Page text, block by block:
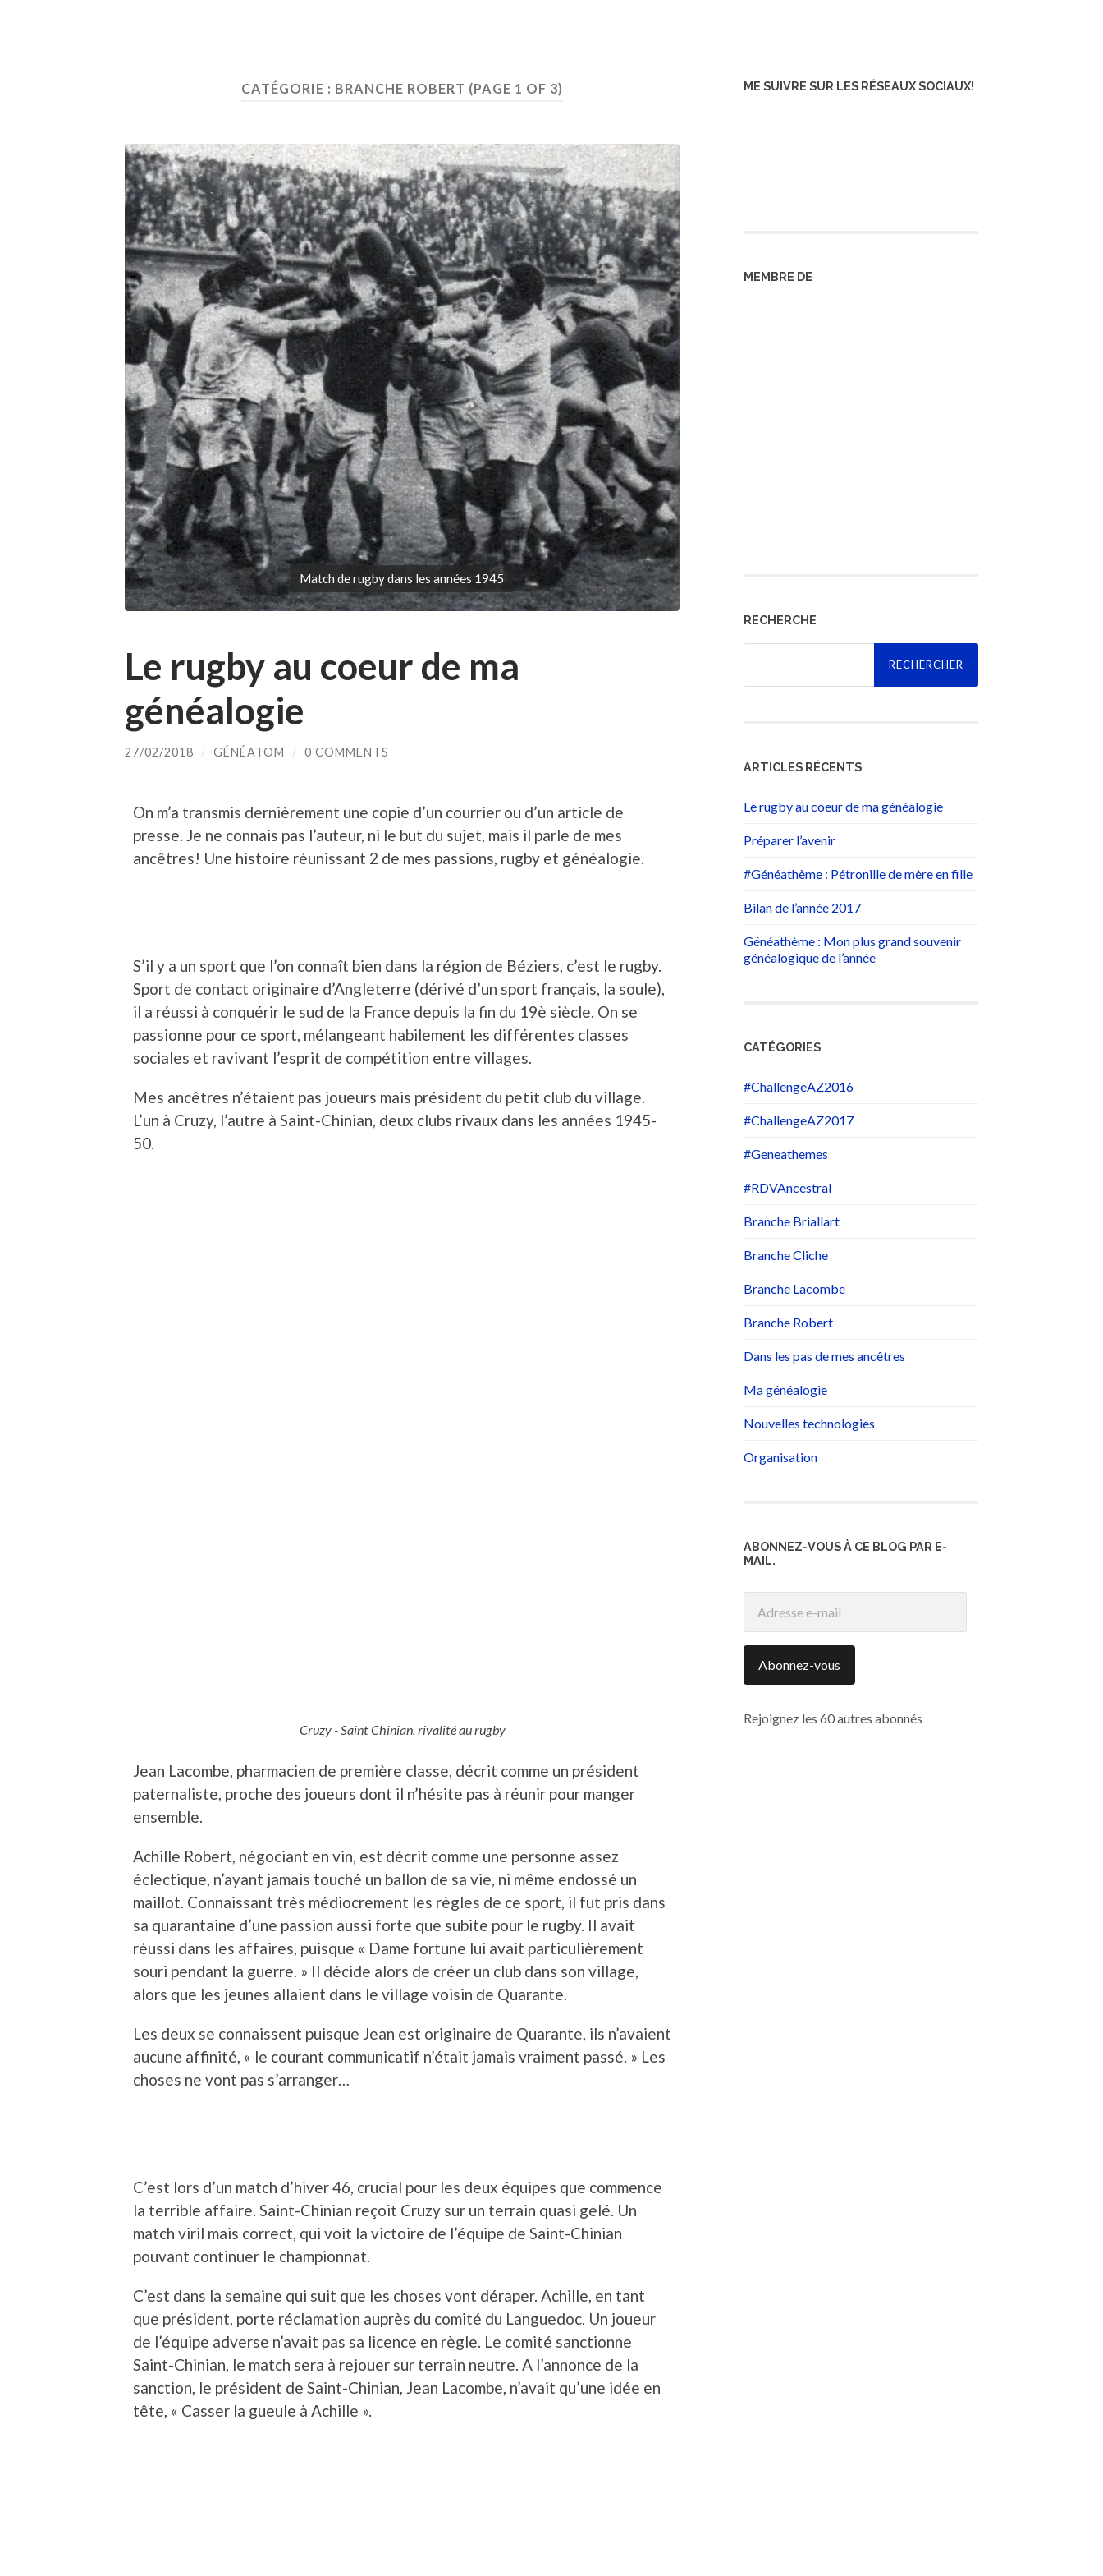
CATÉGORIE : BRANCHE ROBERT (PAGE 1 OF 3)
Match de rugby dans les années 1945
Le rugby au coeur de ma
généalogie
27/02/2018 / GÉNÉATOM / 0 COMMENTS
On m’a transmis dernièrement une copie d’un courrier ou d’un article de
presse. Je ne connais pas l’auteur, ni le but du sujet, mais il parle de mes
ancêtres! Une histoire réunissant 2 de mes passions, rugby et généalogie.
S’il y a un sport que l’on connaît bien dans la région de Béziers, c’est le rugby.
Sport de contact originaire d’Angleterre (dérivé d’un sport français, la soule),
il a réussi à conquérir le sud de la France depuis la fin du 19è siècle. On se
passionne pour ce sport, mélangeant habilement les différentes classes
sociales et ravivant l’esprit de compétition entre villages.
Mes ancêtres n’étaient pas joueurs mais président du petit club du village.
L’un à Cruzy, l’autre à Saint-Chinian, deux clubs rivaux dans les années 1945-
50.
Cruzy - Saint Chinian, rivalité au rugby
Jean Lacombe, pharmacien de première classe, décrit comme un président
paternaliste, proche des joueurs dont il n’hésite pas à réunir pour manger
ensemble.
Achille Robert, négociant en vin, est décrit comme une personne assez
éclectique, n’ayant jamais touché un ballon de sa vie, ni même endossé un
maillot. Connaissant très médiocrement les règles de ce sport, il fut pris dans
sa quarantaine d’une passion aussi forte que subite pour le rugby. Il avait
réussi dans les affaires, puisque « Dame fortune lui avait particulièrement
souri pendant la guerre. » Il décide alors de créer un club dans son village,
alors que les jeunes allaient dans le village voisin de Quarante.
Les deux se connaissent puisque Jean est originaire de Quarante, ils n’avaient
aucune affinité, « le courant communicatif n’était jamais vraiment passé. » Les
choses ne vont pas s’arranger…
C’est lors d’un match d’hiver 46, crucial pour les deux équipes que commence
la terrible affaire. Saint-Chinian reçoit Cruzy sur un terrain quasi gelé. Un
match viril mais correct, qui voit la victoire de l’équipe de Saint-Chinian
pouvant continuer le championnat.
C’est dans la semaine qui suit que les choses vont déraper. Achille, en tant
que président, porte réclamation auprès du comité du Languedoc. Un joueur
de l’équipe adverse n’avait pas sa licence en règle. Le comité sanctionne
Saint-Chinian, le match sera à rejouer sur terrain neutre. A l’annonce de la
sanction, le président de Saint-Chinian, Jean Lacombe, n’avait qu’une idée en
tête, « Casser la gueule à Achille ».
ME SUIVRE SUR LES RÉSEAUX SOCIAUX!
MEMBRE DE
RECHERCHE
ARTICLES RÉCENTS
Le rugby au coeur de ma généalogie
Préparer l’avenir
#Généathème : Pétronille de mère en fille
Bilan de l’année 2017
Généathème : Mon plus grand souvenir
généalogique de l’année
CATÉGORIES
#ChallengeAZ2016
#ChallengeAZ2017
#Geneathemes
#RDVAncestral
Branche Briallart
Branche Cliche
Branche Lacombe
Branche Robert
Dans les pas de mes ancêtres
Ma généalogie
Nouvelles technologies
Organisation
ABONNEZ-VOUS À CE BLOG PAR E-
MAIL.
Abonnez-vous
Rejoignez les 60 autres abonnés